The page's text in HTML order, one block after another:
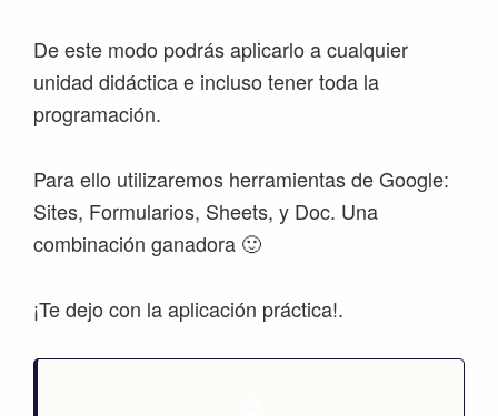
De este modo podrás aplicarlo a cualquier
unidad didáctica e incluso tener toda la
programación.
Para ello utilizaremos herramientas de Google:
Sites, Formularios, Sheets, y Doc. Una
combinación ganadora 🙂
¡Te dejo con la aplicación práctica!.